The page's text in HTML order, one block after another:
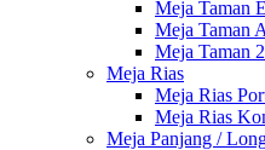
Meja Taman
Meja Taman
Meja Taman
Meja Rias
Meja Rias
Meja Rias
Meja Panjang /